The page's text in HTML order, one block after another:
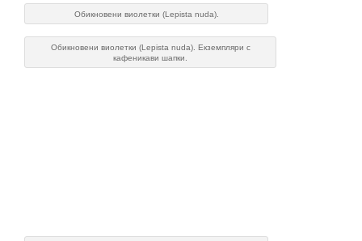
Обикновени виолетки (Lepista nuda).
Обикновени виолетки (Lepista nuda). Екземпляри с
кафеникави шапки.